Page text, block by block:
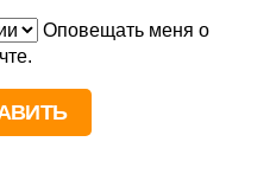
Оповещать меня о